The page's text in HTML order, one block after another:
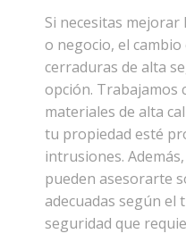
Si necesitas
o negocio, el
cerraduras de alta
opción. Trabajamos
materiales de alta
tu propiedad esté
intrusiones.
pueden asesorarte
adecuadas según el
seguridad que